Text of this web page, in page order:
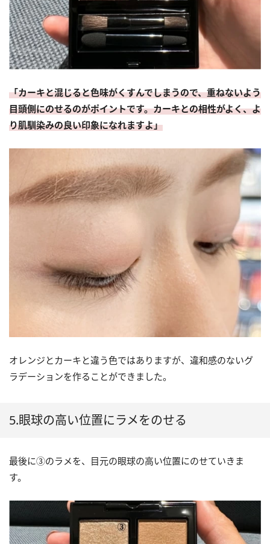
「カーキと混じると色味がくすんでしまうので、重ねないよう
目頭側にのせるのがポイントです。カーキとの相性がよく、よ
り肌馴染みの良い印象になれますよ」
オレンジとカーキと違う色ではありますが、違和感のないグ
ラデーションを作ることができました。
5.眼球の高い位置にラメをのせる
最後に③のラメを、目元の眼球の高い位置にのせていきま
す。